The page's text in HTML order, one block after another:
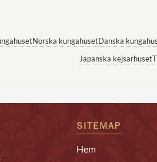
Norska kungahusetDanska
Japanska kejsarhuset
SITEMAP
Hem